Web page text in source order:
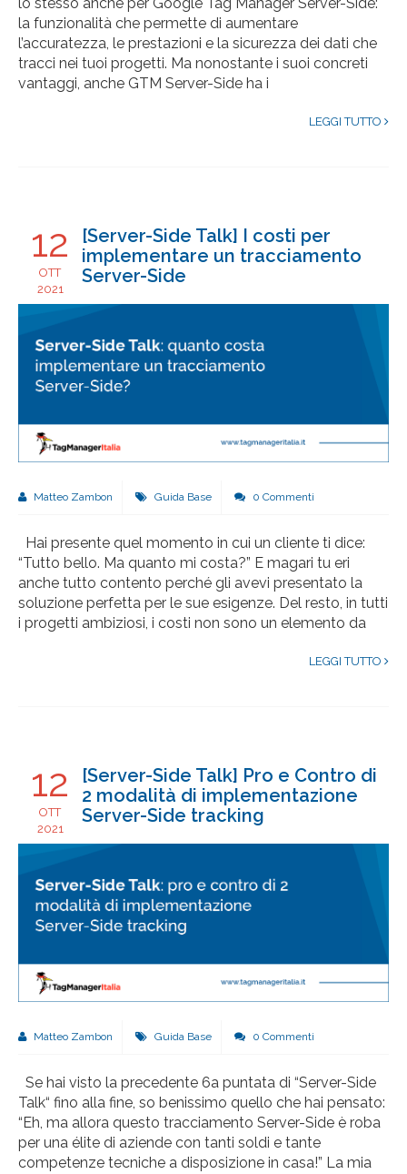
la funzionalità che permette di aumentare
l’accuratezza, le prestazioni e la sicurezza dei dati che
tracci nei tuoi progetti. Ma nonostante i suoi concreti
vantaggi, anche GTM Server-Side ha i
LEGGI TUTTO
12
OTT
2021
[Server-Side Talk] I costi per
implementare un tracciamento
Server-Side
Matteo Zambon Guida Base 0 Commenti
Hai presente quel momento in cui un cliente ti dice:
“Tutto bello. Ma quanto mi costa?” E magari tu eri
anche tutto contento perché gli avevi presentato la
soluzione perfetta per le sue esigenze. Del resto, in tutti
i progetti ambiziosi, i costi non sono un elemento da
LEGGI TUTTO
12
OTT
2021
[Server-Side Talk] Pro e Contro di
2 modalità di implementazione
Server-Side tracking
Matteo Zambon Guida Base 0 Commenti
Se hai visto la precedente 6a puntata di “Server-Side
Talk“ fino alla fine, so benissimo quello che hai pensato:
“Eh, ma allora questo tracciamento Server-Side è roba
per una élite di aziende con tanti soldi e tante
competenze tecniche a disposizione in casa!” La mia